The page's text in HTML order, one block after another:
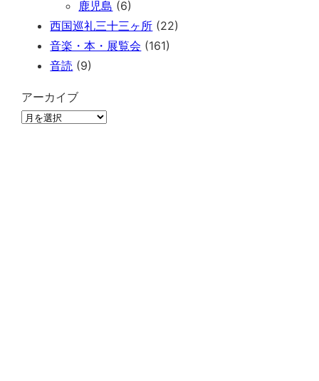
鹿児島 (6)
西国巡礼三十三ヶ所 (22)
音楽・本・展覧会 (161)
音読 (9)
アーカイブ